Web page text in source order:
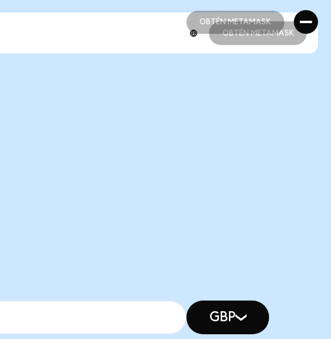
OBTÉN METAMASK
OBTÉN METAMASK
OBTÉN METAMASK
GBP